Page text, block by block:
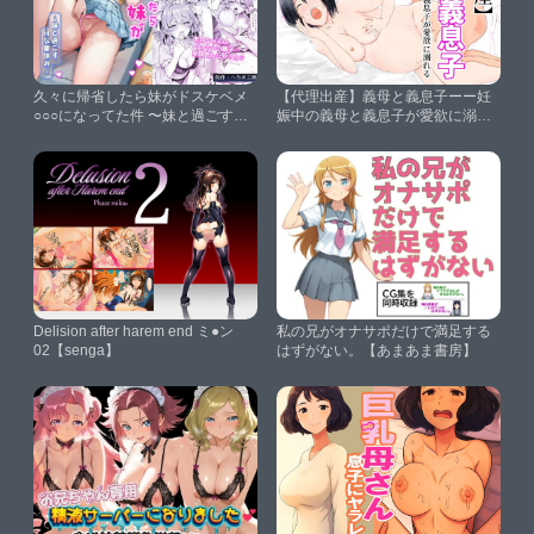
久々に帰省したら妹がドスケベメ
○○○になってた件 〜妹と過ごすH
【代理出産】義母と義息子ーー妊
娠中の義母と義息子が愛欲に溺れ
Delision after harem end ミ●ン
02【senga】
私の兄がオナサポだけで満足する
はずがない。【あまあま書房】